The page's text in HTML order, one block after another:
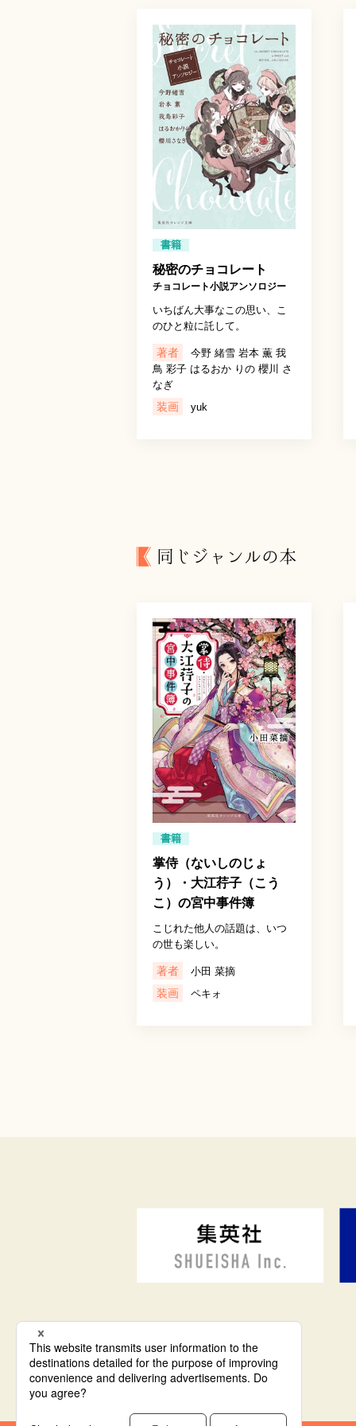
書籍
秘密のチョコレート
チョコレート小説アンソロジー
いちばん大事なこの思い、こ
のひと粒に託して。
著者
今野 緒雪 岩本 薫 我
鳥 彩子 はるおか りの 櫻川 さ
なぎ
装画 yuk
同じジャンルの本
書籍
掌侍（ないしのじょ
う）・大江荇子（こう
こ）の宮中事件簿
こじれた他人の話題は、いつ
の世も楽しい。
著者 小田 菜摘
装画 ペキォ